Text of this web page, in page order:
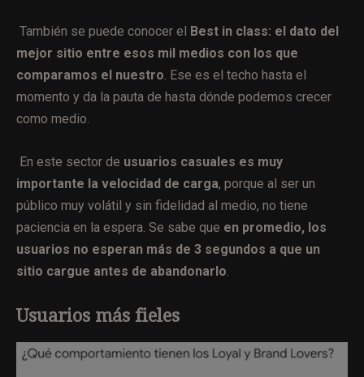
También se puede conocer el Best in class: el dato del
mejor sitio entre esos mil medios con los que
comparamos el nuestro . Ese es el techo hasta el
momento y da la pauta de hasta dónde podemos crecer
como medio.
En este sector de usuarios casuales es muy
importante la velocidad de carga, porque al ser un
público muy volátil y sin fidelidad al medio, no tiene
paciencia en la espera. Se sabe que en promedio, los
usuarios no esperan más de 3 segundos a que un
sitio cargue antes de abandonarlo
Usuarios más fieles